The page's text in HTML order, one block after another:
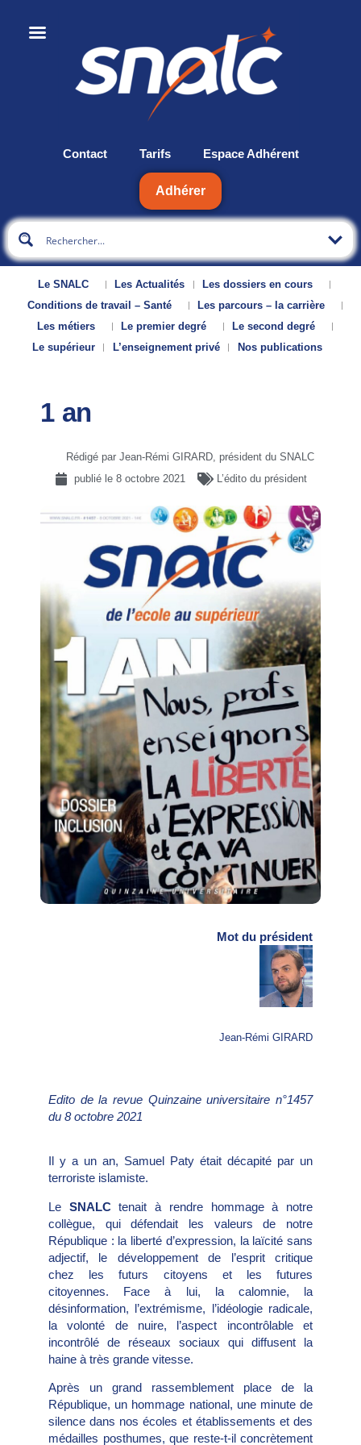
Contact Tarifs Espace Adhérent
Adhérer
Le SNALC Les Actualités
Les dossiers en cours
Conditions de travail – Santé
Les parcours – la carrière
Les métiers
Le premier degré
Le second degré
Le supérieur
L’enseignement privé Nos publications
1 an
Rédigé par Jean-Rémi GIRARD, président du SNALC
publié le 8 octobre 2021 L’édito du président
Mot du président
Jean-Rémi GIRARD
Edito de la revue Quinzaine universitaire n°1457
du 8 octobre 2021
Il y a un an, Samuel Paty était décapité par un
terroriste islamiste.
Le SNALCtenait à rendre hommage à notre
collègue, qui défendait les valeurs de notre
République : la liberté d’expression, la laïcité sans
adjectif, le développement de l’esprit critique
chez les futurs citoyens et les futures
citoyennes. Face à lui, la calomnie, la
désinformation, l’extrémisme, l’idéologie radicale,
la volonté de nuire, l’aspect incontrôlable et
incontrôlé de réseaux sociaux qui diffusent la
haine à très grande vitesse.
Après un grand rassemblement place de la
République, un hommage national, une minute de
silence dans nos écoles et établissements et des
médailles posthumes, que reste-t-il concrètement